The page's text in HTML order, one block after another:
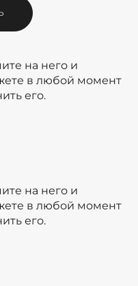
на него и
в любой момент
его.
на него и
в любой момент
его.